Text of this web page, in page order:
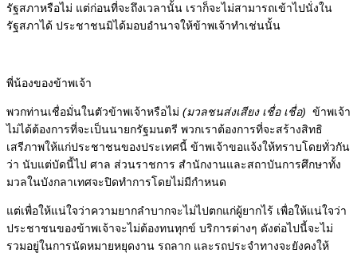
รัฐสภาหรือไม่ แต่ก่อนที่จะถึงเวลานั้น เราก็จะไม่สามารถเข้าไปนั่งใน
รัฐสภาได้ ประชาชนมิได้มอบอำนาจให้ข้าพเจ้าทำเช่นนั้น
พี่น้องของข้าพเจ้า
พวกท่านเชื่อมั่นในตัวข้าพเจ้าหรือไม่ (มวลชนส่งเสียง เชื่อ เชื่อ) ข้าพเจ้า
ไม่ได้ต้องการที่จะเป็นนายกรัฐมนตรี พวกเราต้องการที่จะสร้างสิทธิ
เสรีภาพให้แก่ประชาชนของประเทศนี้ ข้าพเจ้าขอแจ้งให้ทราบโดยทั่วกัน
ว่า นับแต่บัดนี้ไป ศาล ส่วนราชการ สำนักงานและสถาบันการศึกษาทั้ง
มวลในบังกลาเทศจะปิดทำการโดยไม่มีกำหนด
แต่เพื่อให้แน่ใจว่าความยากลำบากจะไม่ไปตกแก่ผู้ยากไร้ เพื่อให้แน่ใจว่า
ประชาชนของข้าพเจ้าจะไม่ต้องทนทุกข์ บริการต่างๆ ดังต่อไปนี้จะไม่
รวมอยู่ในการนัดหมายหยุดงาน รถลาก และรถประจำทางจะยังคงให้